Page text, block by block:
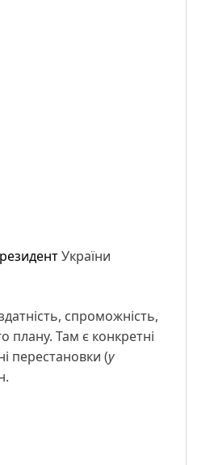
України
спроможність,
плану. Там є конкретні
перестановки (у